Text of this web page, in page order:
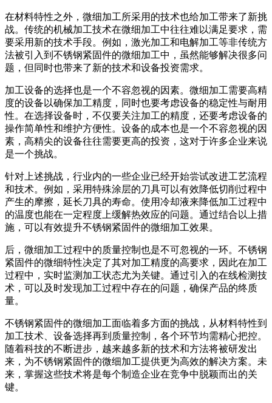
在材料特性之外，微细加工所采用的技术也给加工带来了新挑
战。传统的机械加工技术在微细加工中往往难以满足要求，需
要采用新的技术手段。例如，激光加工和电解加工等非传统方
法被引入到不锈钢紧固件的微细加工中，虽然能够解决很多问
题，但同时也带来了新的技术和设备投资需求。
加工设备的选择也是一个不容忽视的因素。微细加工需要高精
度的设备以确保加工精度，同时也要考虑设备的稳定性与耐用
性。在选择设备时，不仅要关注加工的精度，还要考虑设备的
操作简单性和维护方便性。设备的成本也是一个不容忽视的因
素，高精尖的设备往往需要更高的投资，这对于许多企业来说
是一个挑战。
针对上述挑战，行业内的一些企业已经开始尝试改进工艺流程
和技术。例如，采用特殊涂层的刀具可以有效降低切削过程中
产生的摩擦，延长刀具的寿命。使用冷却液来降低加工过程中
的温度也能在一定程度上缓解热效应的问题。通过结合以上措
施，可以有效提升不锈钢紧固件的微细加工效果。
后，微细加工过程中的质量控制也是不可忽视的一环。不锈钢
紧固件的微细特性决定了其对加工精度的高要求，因此在加工
过程中，实时监测加工状态尤为关键。通过引入的在线检测技
术，可以及时发现加工过程中存在的问题，确保产品的终质
量。
不锈钢紧固件的微细加工面临着多方面的挑战，从材料特性到
加工技术、设备选择再到质量控制，各个环节均需精心把控。
随着科技的不断进步，越来越多新的技术和方法将被研发出
来，为不锈钢紧固件的微细加工提供更为高效的解决方案。未
来，掌握这些技术将是每个制造企业在竞争中脱颖而出的关
键。